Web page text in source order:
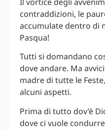
contraddizioni, le
accumulate dentro di
Pasqua!
Tutti si domandano
dove andare. Ma
madre di tutte le
alcuni aspetti.
Prima di tutto dov’è
dove ci vuole